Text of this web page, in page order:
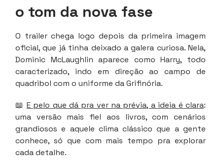
o tom da nova fase
O trailer chega logo depois da primeira imagem
oficial, que já tinha deixado a galera curiosa. Nela,
Dominic McLaughlin aparece como Harry, todo
caracterizado, indo em direção ao campo de
quadribol com o uniforme da Grifinória.
📖 E pelo que dá pra ver na prévia, a ideia é clara:
uma versão mais fiel aos livros, com cenários
grandiosos e aquele clima clássico que a gente
conhece, só que com mais tempo pra explorar
cada detalhe.